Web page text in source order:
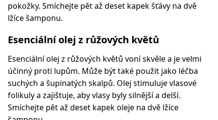
pokožky. Smíchejte pět až deset kapek šťávy na dvě
lžíce šamponu.
Esenciální olej z růžových květů
Esenciální olej z růžových květů voní skvěle a je velmi
účinný proti lupům. Může být také použit jako léčba
suchých a šupinatých skalpů. Olej stimuluje vlasové
folikuly a zajištuje, aby vlasy byly silnější a delší.
Smíchejte pět až deset kapek oleje na dvě lžíce